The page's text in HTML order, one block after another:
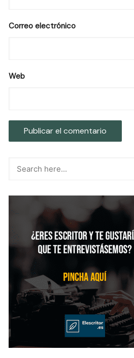
Correo electrónico
Web